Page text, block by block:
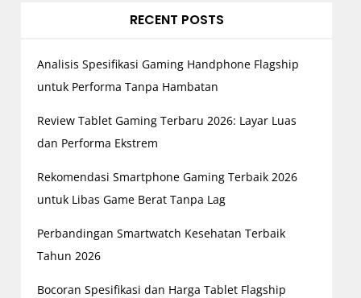
RECENT POSTS
Analisis Spesifikasi Gaming Handphone Flagship
untuk Performa Tanpa Hambatan
Review Tablet Gaming Terbaru 2026: Layar Luas
dan Performa Ekstrem
Rekomendasi Smartphone Gaming Terbaik 2026
untuk Libas Game Berat Tanpa Lag
Perbandingan Smartwatch Kesehatan Terbaik
Tahun 2026
Bocoran Spesifikasi dan Harga Tablet Flagship